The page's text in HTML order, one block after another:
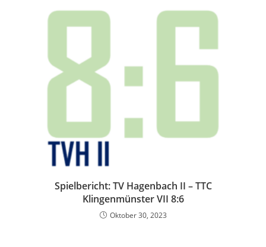
Spielbericht: TV Hagenbach II – TTC
Klingenmünster VII 8:6
Oktober 30, 2023